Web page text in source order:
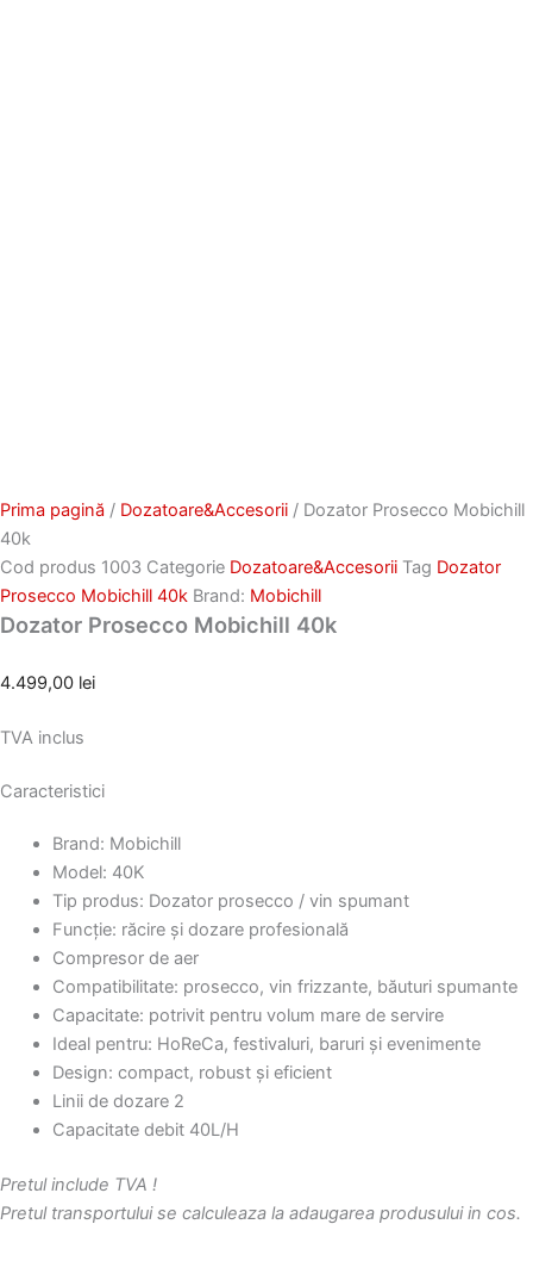
Prima pagină / Dozatoare&Accesorii / Dozator Prosecco Mobichill
40k
Cod produs 1003 Categorie Dozatoare&Accesorii Tag Dozator
Prosecco Mobichill 40k Brand: Mobichill
Dozator Prosecco Mobichill 40k
4.499,00 lei
TVA inclus
Caracteristici
Brand: Mobichill
Model: 40K
Tip produs: Dozator prosecco / vin spumant
Funcție: răcire și dozare profesională
Compresor de aer
Compatibilitate: prosecco, vin frizzante, băuturi spumante
Capacitate: potrivit pentru volum mare de servire
Ideal pentru: HoReCa, festivaluri, baruri și evenimente
Design: compact, robust și eficient
Linii de dozare 2
Capacitate debit 40L/H
Pretul include TVA !
Pretul transportului se calculeaza la adaugarea produsului in cos.